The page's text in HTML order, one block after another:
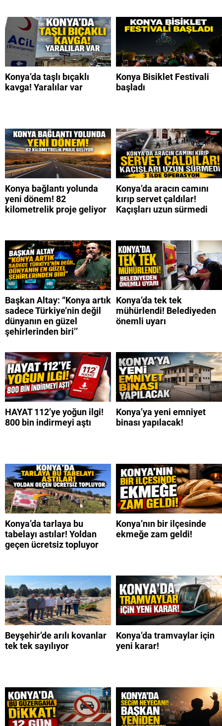
Konya’da taşlı bıçaklı
kavga! Yaralılar var
Konya Bisiklet Festivali
başladı
Konya bağlantı yolunda
yeni dönem! 82
kilometrelik proje geliyor
Konya’da aracın camını
kırıp servet çaldılar!
Kaçışları uzun sürmedi
Başkan Altay: “Konya artık
sadece Türkiye’nin değil
dünyanın en güzel
şehirlerinden biri’’
Konya’da tek tek
mühürlendi! Belediyeden
önemli uyarı
HAYAT 112’ye yoğun ilgi!
800 bin indirmeyi aştı
Konya’ya yeni emniyet
binası yapılacak!
Konya’da tarlaya bu
tabelayı astılar! Yoldan
geçen ücretsiz topluyor
Konya’nın bir ilçesinde
ekmeğe zam geldi!
Beyşehir’de arılı kovanlar
tek tek sayılıyor
Konya’da tramvaylar için
yeni karar!